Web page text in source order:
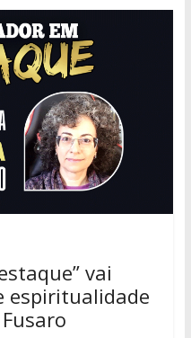
vai
espiritualidade